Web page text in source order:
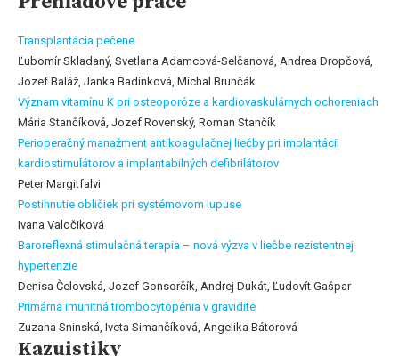
Transplantácia pečene
Ľubomír Skladaný, Svetlana Adamcová-Selčanová, Andrea Dropčová,
Jozef Baláž, Janka Badinková, Michal Brunčák
Význam vitamínu K pri osteoporóze a kardiovaskulárnych ochoreniach
Mária Stančíková, Jozef Rovenský, Roman Stančík
Perioperačný manažment antikoagulačnej liečby pri implantácii
kardiostimulátorov a implantabilných defibrilátorov
Peter Margitfalvi
Postihnutie obličiek pri systémovom lupuse
Ivana Valočiková
Baroreflexná stimulačná terapia – nová výzva v liečbe rezistentnej
hypertenzie
Denisa Čelovská, Jozef Gonsorčík, Andrej Dukát, Ľudovít Gašpar
Primárna imunitná trombocytopénia v gravidite
Zuzana Sninská, Iveta Simančíková, Angelika Bátorová
Kazuistiky